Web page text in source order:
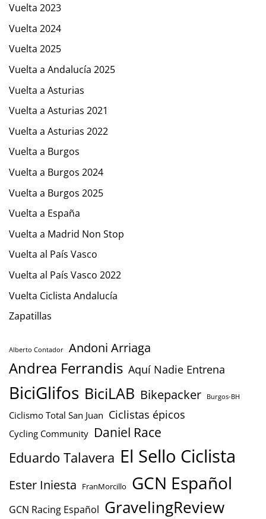
Vuelta 2023
Vuelta 2024
Vuelta 2025
Vuelta a Andalucía 2025
Vuelta a Asturias
Vuelta a Asturias 2021
Vuelta a Asturias 2022
Vuelta a Burgos
Vuelta a Burgos 2024
Vuelta a Burgos 2025
Vuelta a España
Vuelta a Madrid Non Stop
Vuelta al País Vasco
Vuelta al País Vasco 2022
Vuelta Ciclista Andalucía
Zapatillas
Alberto Contador Andoni Arriaga
Andrea Ferrandis Aquí Nadie Entrena
BiciGlifos BiciLAB Bikepacker Burgos-BH
Ciclismo Total San Juan Ciclistas épicos
Cycling Community Daniel Race
Eduardo Talavera El Sello Ciclista
Ester Iniesta FranMorcillo GCN Español
GCN Racing Español GravelingReview